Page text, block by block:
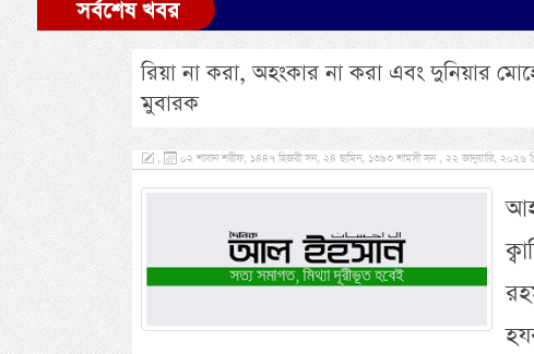
সর্বশেষ খবর
রিয়া না করা, অহংকার না করা এবং দুনিয়ার
মুবারক
, ০২ শাবান শরীফ, ১৪৪৭ হিজরী সন, ২৪ ছামিন, ১৩৯৩ শামসী সন , ২২ জানুয়ারি,